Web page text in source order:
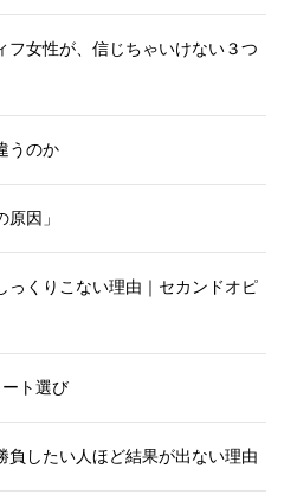
フ女性が、信じちゃいけない３つ
うのか
因」
っくりこない理由｜セカンドオピ
ト選び
負したい人ほど結果が出ない理由